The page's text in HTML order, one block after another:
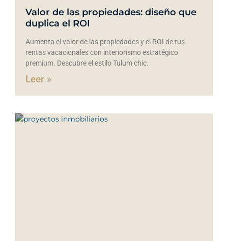
Valor de las propiedades: diseño que
duplica el ROI
Aumenta el valor de las propiedades y el ROI de tus
rentas vacacionales con interiorismo estratégico
premium. Descubre el estilo Tulum chic.
Leer »